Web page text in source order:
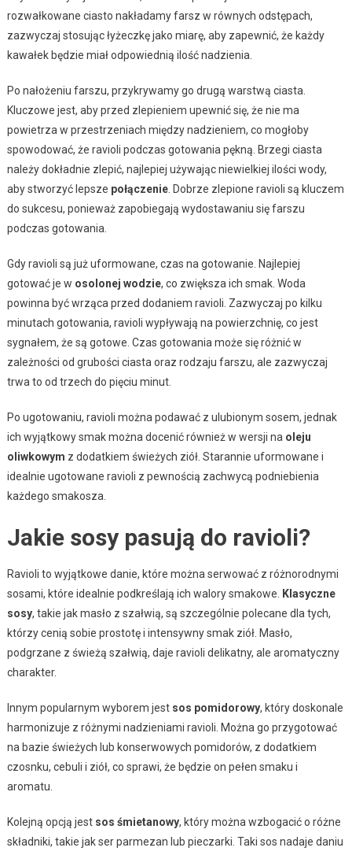
rozwałkowane ciasto nakładamy farsz w równych odstępach,
zazwyczaj stosując łyżeczkę jako miarę, aby zapewnić, że każdy
kawałek będzie miał odpowiednią ilość nadzienia.
Po nałożeniu farszu, przykrywamy go drugą warstwą ciasta.
Kluczowe jest, aby przed zlepieniem upewnić się, że nie ma
powietrza w przestrzeniach między nadzieniem, co mogłoby
spowodować, że ravioli podczas gotowania pękną. Brzegi ciasta
należy dokładnie zlepić, najlepiej używając niewielkiej ilości wody,
aby stworzyć lepsze połączenie. Dobrze zlepione ravioli są kluczem
do sukcesu, ponieważ zapobiegają wydostawaniu się farszu
podczas gotowania.
Gdy ravioli są już uformowane, czas na gotowanie. Najlepiej
gotować je w osolonej wodzie, co zwiększa ich smak. Woda
powinna być wrząca przed dodaniem ravioli. Zazwyczaj po kilku
minutach gotowania, ravioli wypływają na powierzchnię, co jest
sygnałem, że są gotowe. Czas gotowania może się różnić w
zależności od grubości ciasta oraz rodzaju farszu, ale zazwyczaj
trwa to od trzech do pięciu minut.
Po ugotowaniu, ravioli można podawać z ulubionym sosem, jednak
ich wyjątkowy smak można docenić również w wersji na oleju
oliwkowym z dodatkiem świeżych ziół. Starannie uformowane i
idealnie ugotowane ravioli z pewnością zachwycą podniebienia
każdego smakosza.
Jakie sosy pasują do ravioli?
Ravioli to wyjątkowe danie, które można serwować z różnorodnymi
sosami, które idealnie podkreślają ich walory smakowe.
Klasyczne
sosy, takie jak masło z szałwią, są szczególnie polecane dla tych,
którzy cenią sobie prostotę i intensywny smak ziół. Masło,
podgrzane z świeżą szałwią, daje ravioli delikatny, ale aromatyczny
charakter.
Innym popularnym wyborem jest sos pomidorowy, który doskonale
harmonizuje z różnymi nadzieniami ravioli. Można go przygotować
na bazie świeżych lub konserwowych pomidorów, z dodatkiem
czosnku, cebuli i ziół, co sprawi, że będzie on pełen smaku i
aromatu.
Kolejną opcją jest sos śmietanowy, który można wzbogacić o różne
składniki, takie jak ser parmezan lub pieczarki. Taki sos nadaje daniu